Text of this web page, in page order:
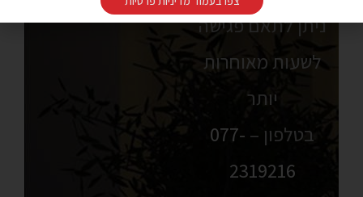
ניתן לתאם פגישה
לשעות מאוחרות
יותר
בטלפון – 077-
2319216